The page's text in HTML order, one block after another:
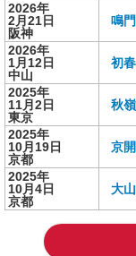
2026年
2月21日
阪神
鳴
2026年
1月12日
中山
初
2025年
11月2日
東京
秋
2025年
10月19日
京都
京
2025年
10月4日
京都
大